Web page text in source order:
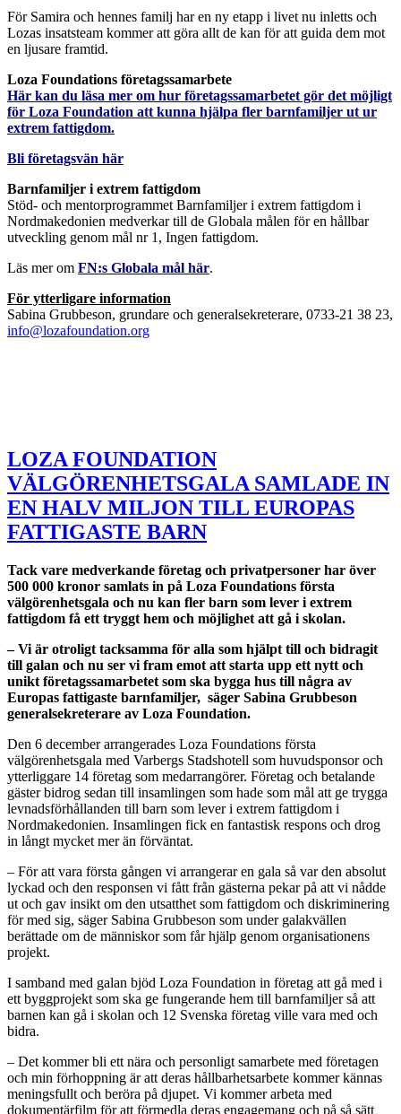
För Samira och hennes familj har en ny etapp i livet nu inletts och
Lozas insatsteam kommer att göra allt de kan för att guida dem mot
en ljusare framtid.
Loza Foundations företagssamarbete
Här kan du läsa mer om hur företagssamarbetet gör det möjligt
för Loza Foundation att kunna hjälpa fler barnfamiljer ut ur
extrem fattigdom.
Bli företagsvän här
Barnfamiljer i extrem fattigdom
Stöd- och mentorprogrammet Barnfamiljer i extrem fattigdom i
Nordmakedonien medverkar till de Globala målen för en hållbar
utveckling genom mål nr 1, Ingen fattigdom.
Läs mer om FN:s Globala mål här.
För ytterligare information
Sabina Grubbeson, grundare och generalsekreterare, 0733-21 38 23,
info@lozafoundation.org
LOZA FOUNDATION
VÄLGÖRENHETSGALA SAMLADE IN
EN HALV MILJON TILL EUROPAS
FATTIGASTE BARN
Tack vare medverkande företag och privatpersoner har över
500 000 kronor samlats in på Loza Foundations första
välgörenhetsgala och nu kan fler barn som lever i extrem
fattigdom få ett tryggt hem och möjlighet att gå i skolan.
– Vi är otroligt tacksamma för alla som hjälpt till och bidragit
till galan och nu ser vi fram emot att starta upp ett nytt och
unikt företagssamarbetet som ska bygga hus till några av
Europas fattigaste barnfamiljer, säger Sabina Grubbeson
generalsekreterare av Loza Foundation.
Den 6 december arrangerades Loza Foundations första
välgörenhetsgala med Varbergs Stadshotell som huvudsponsor och
ytterliggare 14 företag som medarrangörer. Företag och betalande
gäster bidrog sedan till insamlingen som hade som mål att ge trygga
levnadsförhållanden till barn som lever i extrem fattigdom i
Nordmakedonien. Insamlingen fick en fantastisk respons och drog
in långt mycket mer än förväntat.
– För att vara första gången vi arrangerar en gala så var den absolut
lyckad och den responsen vi fått från gästerna pekar på att vi nådde
ut och gav insikt om den utsatthet som fattigdom och diskriminering
för med sig, säger Sabina Grubbeson som under galakvällen
berättade om de människor som får hjälp genom organisationens
projekt.
I samband med galan bjöd Loza Foundation in företag att gå med i
ett byggprojekt som ska ge fungerande hem till barnfamiljer så att
barnen kan gå i skolan och 12 Svenska företag ville vara med och
bidra.
– Det kommer bli ett nära och personligt samarbete med företagen
och min förhoppning är att deras hållbarhetsarbete kommer kännas
meningsfullt och beröra på djupet. Vi kommer arbeta med
dokumentärfilm för att förmedla deras engagemang och på så sätt